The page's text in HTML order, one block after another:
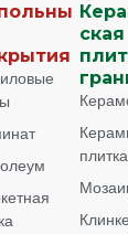
ская
плитка